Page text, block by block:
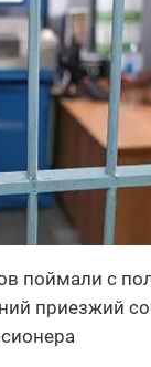
поймали с
приезжий